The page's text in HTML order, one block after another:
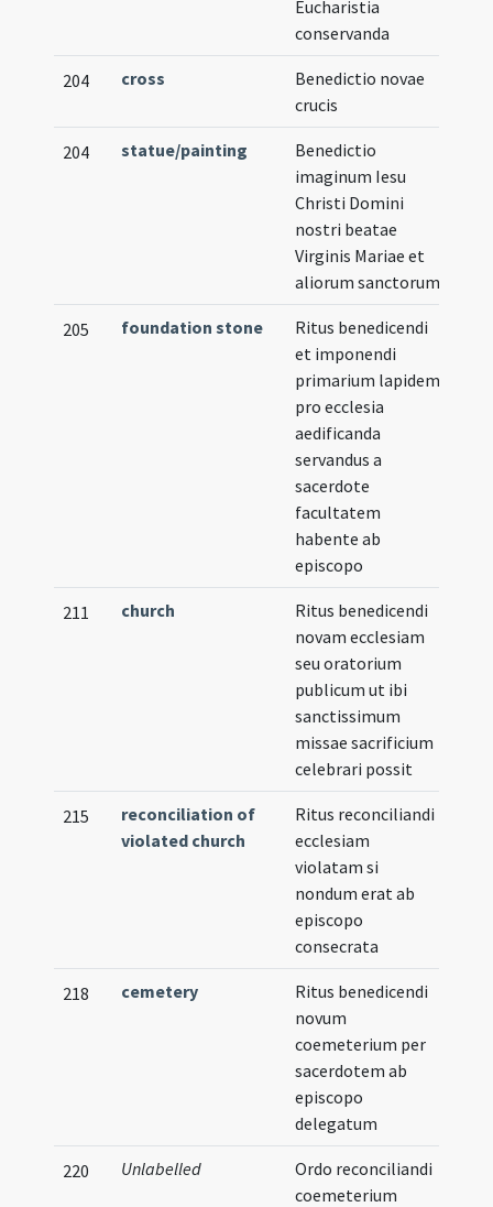
Eucharistia
conservanda
204 cross
Benedictio novae
crucis
204 statue/painting
Benedictio
imaginum Iesu
Christi Domini
nostri beatae
Virginis Mariae et
aliorum sanctorum
205 foundation stone
Ritus benedicendi
et imponendi
primarium lapidem
pro ecclesia
aedificanda
servandus a
sacerdote
facultatem
habente ab
episcopo
211 church
Ritus benedicendi
novam ecclesiam
seu oratorium
publicum ut ibi
sanctissimum
missae sacrificium
celebrari possit
215
reconciliation of
violated church
Ritus reconciliandi
ecclesiam
violatam si
nondum erat ab
episcopo
consecrata
218 cemetery
Ritus benedicendi
novum
coemeterium per
sacerdotem ab
episcopo
delegatum
220 Unlabelled
Ordo reconciliandi
coemeterium